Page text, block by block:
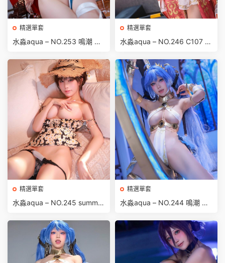
精選單套
水淼aqua – NO.253 鳴潮 绯
精選單套
水淼aqua – NO.246 C107 場
精選單套
水淼aqua – NO.245 summer
精選單套
水淼aqua – NO.244 鳴潮 尤